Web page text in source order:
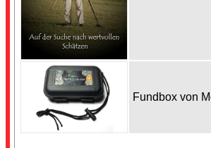
Fundbox von